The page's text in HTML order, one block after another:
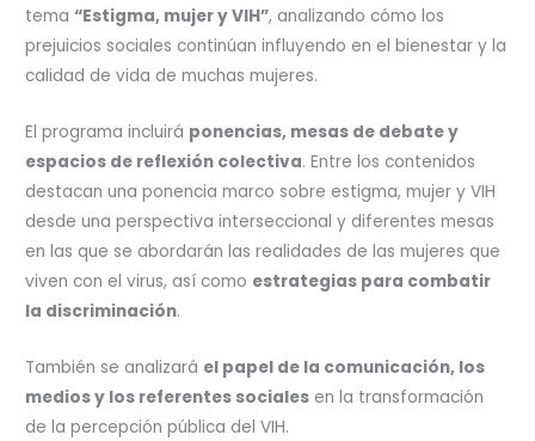
tema“Estigma, mujer y VIH”, analizando cómo los
prejuicios sociales continúan influyendo en el bienestar y la
calidad de vida de muchas mujeres.
El programa incluirá ponencias, mesas de debate y
espacios de reflexión colectiva. Entre los contenidos
destacan una ponencia marco sobre estigma, mujer y VIH
desde una perspectiva interseccional y diferentes mesas
en las que se abordarán las realidades de las mujeres que
viven con el virus, así como estrategias para combatir
la discriminación.
También se analizará el papel de la comunicación, los
medios y los referentes sociales en la transformación
de la percepción pública del VIH.